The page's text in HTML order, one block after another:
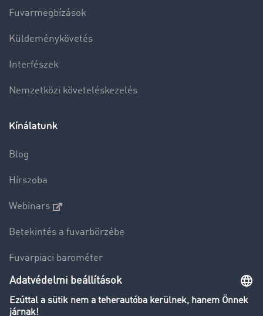
Fuvarmegbízások
Küldeménykövetés
Interfészek
Nemzetközi követeléskezelés
Kínálatunk
Blog
Hírszoba
Webinars
Betekintés a fuvarbörzébe
Fuvarpiaci barométer
Transzportlexikon
Tehergépkocsi-forgalomkorlátozás